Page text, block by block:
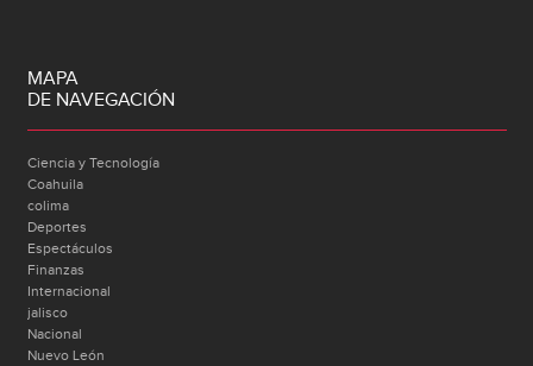
MAPA
DE NAVEGACIÓN
Ciencia y Tecnología
Coahuila
colima
Deportes
Espectáculos
Finanzas
Internacional
jalisco
Nacional
Nuevo León